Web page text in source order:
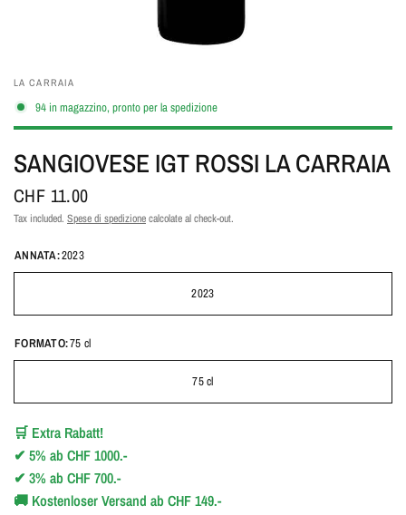
LA CARRAIA
94 in magazzino, pronto per la spedizione
SANGIOVESE IGT ROSSI LA CARRAIA
CHF 11.00
Tax included. Spese di spedizionecalcolate al check-out.
ANNATA:2023
2023
FORMATO:75 cl
75 cl
🛒 Extra Rabatt!
✔5% abCHF 1000.-
✔3% abCHF 700.-
🚚 Kostenloser Versand ab CHF 149.-